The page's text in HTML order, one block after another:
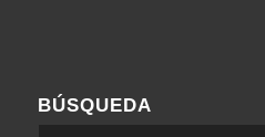
BÚSQUEDA